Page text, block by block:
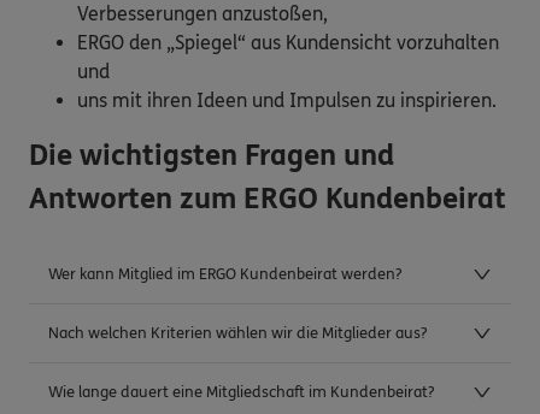
Verbesserungen anzustoßen,
ERGO den „Spiegel“ aus Kundensicht vorzuhalten
und
uns mit ihren Ideen und Impulsen zu inspirieren.
Die wichtigsten Fragen und
Antworten zum ERGO Kundenbeirat
Wer kann Mitglied im ERGO Kundenbeirat werden?
Nach welchen Kriterien wählen wir die Mitglieder aus?
Wie lange dauert eine Mitgliedschaft im Kundenbeirat?